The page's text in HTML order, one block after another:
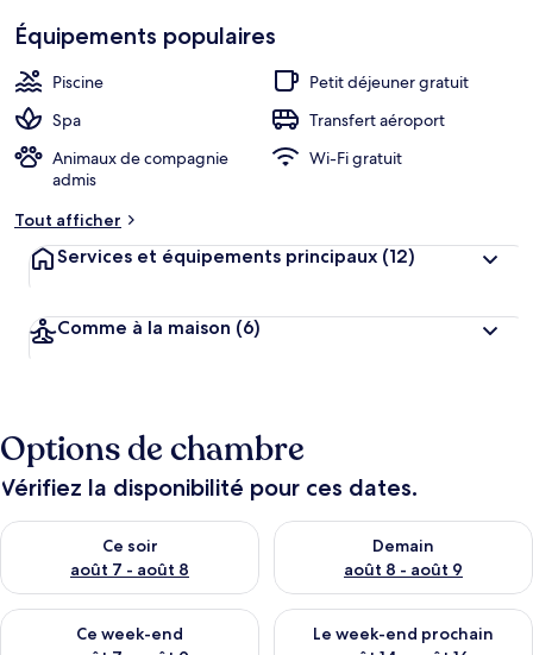
Équipements populaires
Piscine
Petit déjeuner gratuit
Spa
Transfert aéroport
Animaux de compagnie
admis
Wi-Fi gratuit
Tout afficher
Services et équipements principaux (12)
Comme à la maison (6)
Options de chambre
Vérifiez la disponibilité pour ces dates.
Ce soir
août 7 - août 8
Vérifier la disponibilité pour ce soir août 7 - août 8
Demain
août 8 - août 9
Vérifier la disponibilité pour
Ce week-end
Vérifier la disponibilité pour ce week-end août 7 - août 9
Le week-end prochain
Vérifier la disponibilité pour